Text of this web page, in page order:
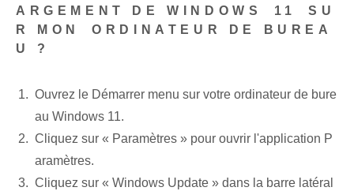
ARGEMENT DE WINDOWS⁤ 11⁤ SU
R MON⁢ ORDINATEUR DE BUREA
U ?
Ouvrez le ‌Démarrer⁤ menu⁤ sur⁤ votre ordinateur de bure
au Windows 11.
Cliquez sur « Paramètres »​ pour ouvrir l'application P
aramètres.
Cliquez sur « Windows Update » dans la barre latéral